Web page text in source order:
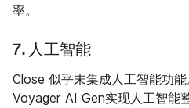
率。
7. 人工智能
Close 似乎未集成人工智能功
Voyager AI Gen实现人工智能